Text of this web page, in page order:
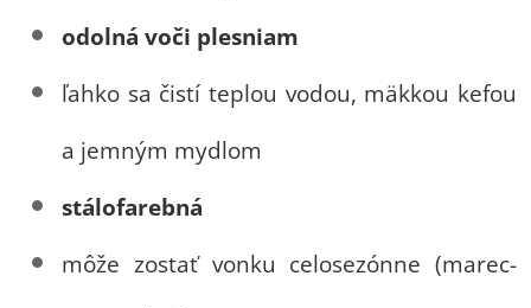
odolná voči plesniam
ľahko sa čistí teplou vodou, mäkkou kefou
a jemným mydlom
stálofarebná
môže zostať vonku celosezónne (marec-